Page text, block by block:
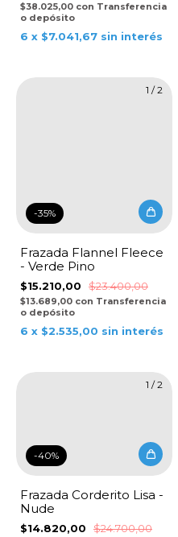
$38.025,00 con Transferencia
o depósito
6 x $7.041,67 sin interés
1 /2
-35%
Frazada Flannel Fleece
- Verde Pino
$15.210,00 $23.400,00
$13.689,00 con Transferencia
o depósito
6 x $2.535,00 sin interés
1 /2
-40%
Frazada Corderito Lisa -
Nude
$14.820,00 $24.700,00